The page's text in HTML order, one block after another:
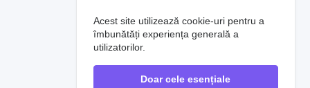
Contactați-ne
0720860257
vanzari@raoauto.ro
Acest site utilizează cookie-uri pentru a
îmbunătăți experiența generală a
utilizatorilor.
Doar cele esențiale